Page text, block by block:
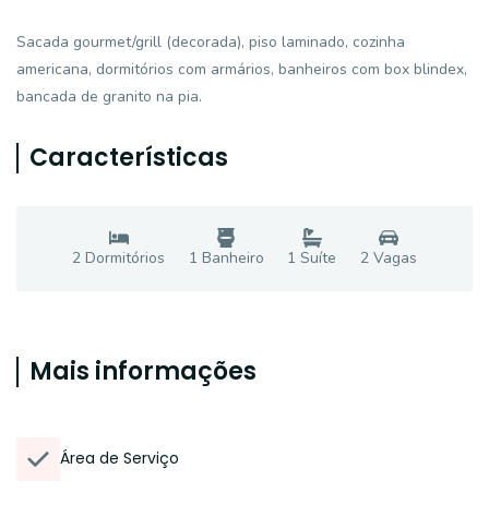
Sacada gourmet/grill (decorada), piso laminado, cozinha
americana, dormitórios com armários, banheiros com box blindex,
bancada de granito na pia.
Características
2 Dormitórios 1 Banheiro 1 Suíte 2Vagas
Mais informações
Área de Serviço